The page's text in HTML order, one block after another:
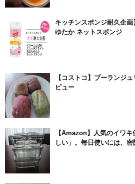
キッチンスポンジ耐久企
ゆたか ネットスポンジ
【コストコ】ブーランジ
ビュー
【Amazon】人気のイワ
しい」。毎日使いには、密